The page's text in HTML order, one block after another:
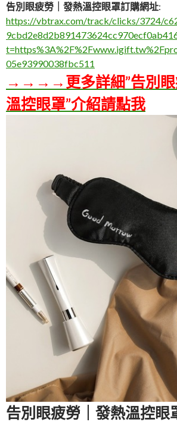
告別眼疲勞｜發熱溫控眼罩訂購網址:
https://vbtrax.com/track/clicks/3724/
05e93990038fbc511
→→→→更多詳細”告別眼
溫控眼罩”介紹請點我
告別眼疲勞｜發熱溫控眼